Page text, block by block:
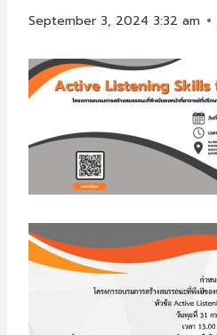
September 3, 2024 3:32 am